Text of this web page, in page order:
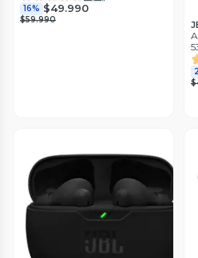
16% $49.990
$59.990